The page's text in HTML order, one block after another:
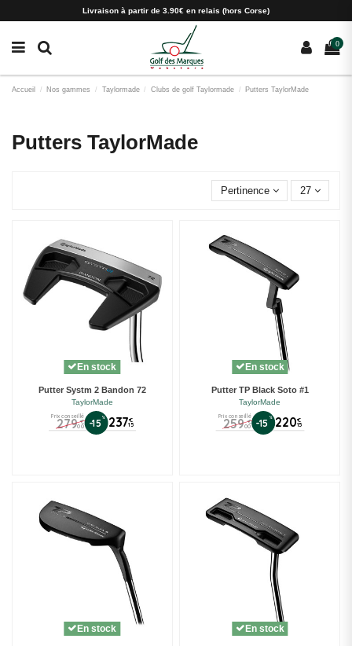
Livraison à partir de 3.90€ en relais (hors Corse)
0
Accueil Nos gammes Taylormade Clubs de golf Taylormade Putters TaylorMade
Putters TaylorMade
Pertinence 27
En stock
Putter Systm 2 Bandon 72
TaylorMade
Prix conseillé
279 €
00 -15 % 237€
15
En stock
Putter TP Black Soto #1
TaylorMade
Prix conseillé
259 €
00 -15 % 220€
15
En stock En stock
Paramètres des cookies